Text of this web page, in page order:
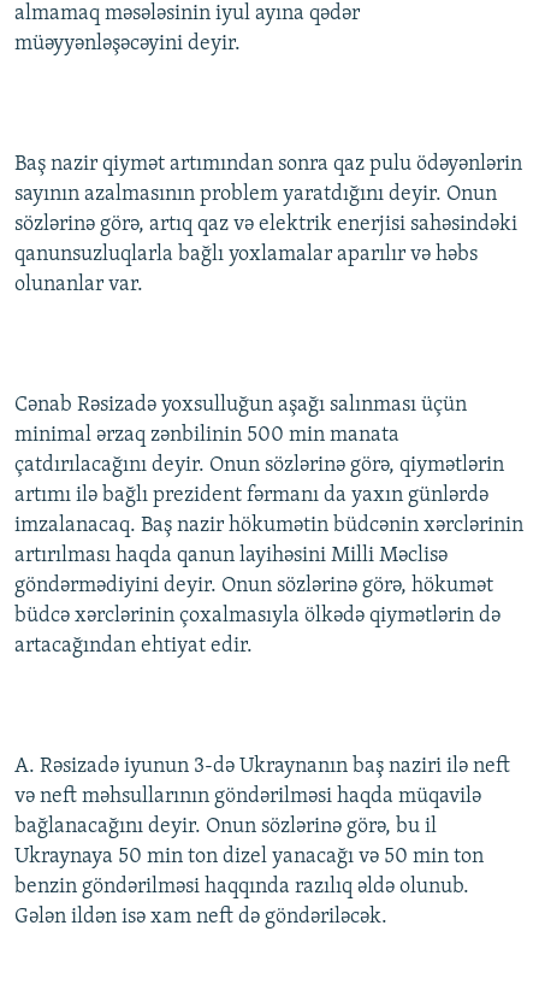
İZ - MƏDƏNIYYƏT PROQRAMI
MATERIALLARIMIZDAN ISTIFADƏ
XƏBƏR BÜLLETENLƏRIMIZ
almamaq məsələsinin iyul ayına qədər
müəyyənləşəcəyini deyir.
Baş nazir qiymət artımından sonra qaz pulu ödəyənlərin
sayının azalmasının problem yaratdığını deyir. Onun
sözlərinə görə, artıq qaz və elektrik enerjisi sahəsindəki
qanunsuzluqlarla bağlı yoxlamalar aparılır və həbs
olunanlar var.
Cənab Rəsizadə yoxsulluğun aşağı salınması üçün
minimal ərzaq zənbilinin 500 min manata
çatdırılacağını deyir. Onun sözlərinə görə, qiymətlərin
artımı ilə bağlı prezident fərmanı da yaxın günlərdə
imzalanacaq. Baş nazir hökumətin büdcənin xərclərinin
artırılması haqda qanun layihəsini Milli Məclisə
göndərmədiyini deyir. Onun sözlərinə görə, hökumət
büdcə xərclərinin çoxalmasıyla ölkədə qiymətlərin də
artacağından ehtiyat edir.
A. Rəsizadə iyunun 3-də Ukraynanın baş naziri ilə neft
və neft məhsullarının göndərilməsi haqda müqavilə
bağlanacağını deyir. Onun sözlərinə görə, bu il
Ukraynaya 50 min ton dizel yanacağı və 50 min ton
benzin göndərilməsi haqqında razılıq əldə olunub.
Gələn ildən isə xam neft də göndəriləcək.